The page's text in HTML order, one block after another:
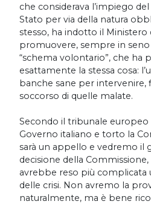
che considerava l’impiego
Stato per via della natura
stesso, ha indotto il Ministero
promuovere, sempre in seno
“schema volontario”, che ha
esattamente la stessa cosa:
banche sane per intervenire,
soccorso di quelle malate.
Secondo il tribunale europeo
Governo italiano e torto la
sarà un appello e vedremo il
decisione della Commissione,
avrebbe reso più complicata
delle crisi. Non avremo la
naturalmente, ma è bene